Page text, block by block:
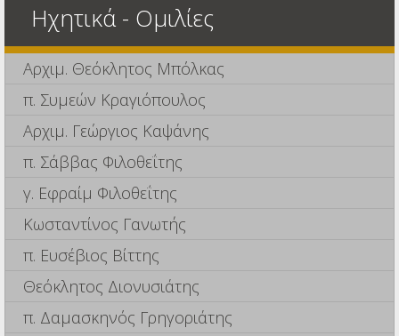
Ηχητικά - Ομιλίες
Αρχιμ. Θεόκλητος Μπόλκας
π. Συμεών Κραγιόπουλος
Αρχιμ. Γεώργιος Καψάνης
π. Σάββας Φιλοθεΐτης
γ. Εφραίμ Φιλοθεΐτης
Κωσταντίνος Γανωτής
π. Ευσέβιος Βίττης
Θεόκλητος Διονυσιάτης
π. Δαμασκηνός Γρηγοριάτης